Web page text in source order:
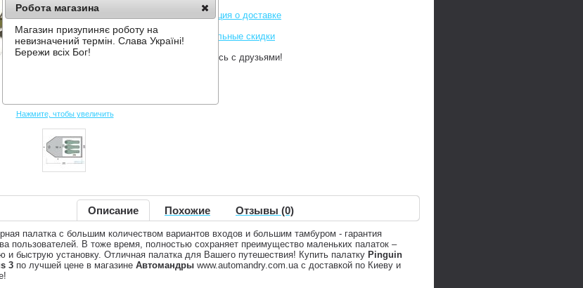
Нажмите, чтобы увеличить
Информация о доставке
Накопительные скидки
Поделитесь с друзьями!
Описание Похожие Отзывы (0)
палатка с большим количеством вариантов входов и большим тамбуром - гарантия
пользователей. В тоже время, полностью сохраняет преимущество маленьких палаток –
и быструю установку. Отличная палатка для Вашего путешествия! Купить палатку Pinguin
3 по лучшей цене в магазине Автомандры www.automandry.com.ua с доставкой по Киеву и
Робота магазина
Магазин призупиняє роботу на
невизначений термін. Слава Україні!
Бережи всіх Бог!